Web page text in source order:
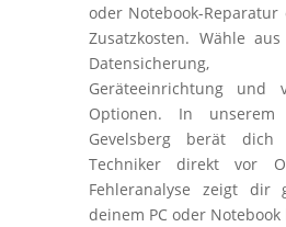
oder Notebook-Reparatur
Zusatzkosten. Wähle aus
Datensicherung,
Geräteeinrichtung und
Optionen. In unserem
Gevelsberg berät
Techniker direkt vor
Fehleranalyse zeigt dir
deinem PC oder